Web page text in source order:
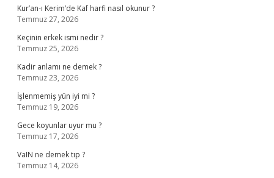
Kur’an-ı Kerim’de Kaf harfi nasıl okunur ?
Temmuz 27, 2026
Keçinin erkek ismi nedir ?
Temmuz 25, 2026
Kadir anlamı ne demek ?
Temmuz 23, 2026
İşlenmemiş yün iyi mi ?
Temmuz 19, 2026
Gece koyunlar uyur mu ?
Temmuz 17, 2026
VaIN ne demek tıp ?
Temmuz 14, 2026